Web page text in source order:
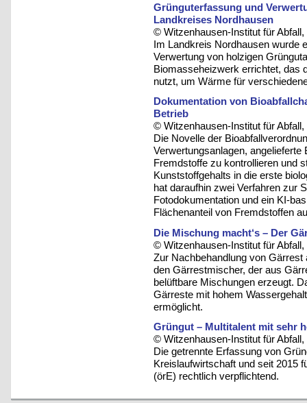
Grünguterfassung und
Landkreises Nordhausen
© Witzenhausen-Institut für
Im Landkreis Nordhausen wurde
Verwertung von holzigen
Biomasseheizwerk errichtet, das
nutzt, um Wärme für
Dokumentation von
Betrieb
© Witzenhausen-Institut für
Die Novelle der
Verwertungsanlagen,
Fremdstoffe zu kontrollieren und
Kunststoffgehalts in die erste
hat daraufhin zwei Verfahren zur
Fotodokumentation und ein KI-
Flächenanteil von Fremdstoffen
Die Mischung macht‘s – Der
© Witzenhausen-Institut für
Zur Nachbehandlung von
den Gärrestmischer, der aus
belüftbare Mischungen erzeugt.
Gärreste mit hohem
ermöglicht.
Grüngut – Multitalent mit sehr
© Witzenhausen-Institut für
Die getrennte Erfassung von
Kreislaufwirtschaft und seit 2015
(örE) rechtlich verpflichtend.